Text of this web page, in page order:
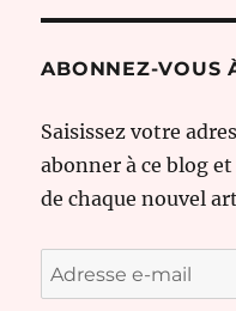
ABONNEZ-VOUS
Saisissez votre
abonner à ce blog
de chaque nouvel
Adresse
e-